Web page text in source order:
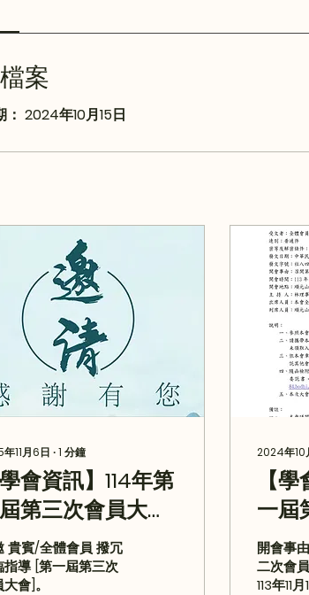
案
： 2024年10月15日
11月6日 ∙1 分鐘
學會資訊】114年第
第三次會員大會
貴賓/全體會員 撥冗
指導 [第一屆第三次
會]。
2024年10
【
一屆
員大
開會事
二次會
113年11